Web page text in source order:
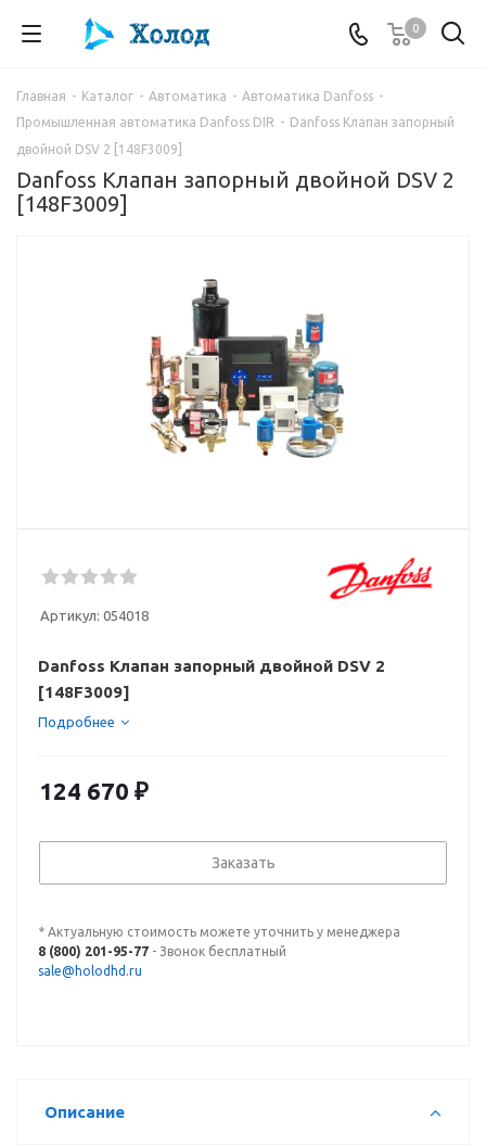
0
Главная - Каталог - Автоматика - Автоматика Danfoss -
Промышленная автоматика Danfoss DIR - Danfoss Клапан запорный
двойной DSV 2 [148F3009]
Danfoss Клапан запорный двойной DSV 2
[148F3009]
Артикул: 054018
Danfoss Клапан запорный двойной DSV 2
[148F3009]
Подробнее
124 670 ₽
Заказать
* Актуальную стоимость можете уточнить у менеджера
8 (800) 201-95-77 - Звонок бесплатный
sale@holodhd.ru
Описание